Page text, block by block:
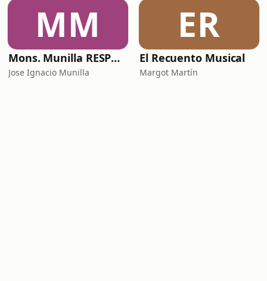
MM
Mons. Munilla RESPONDE
Jose Ignacio Munilla
ER
El Recuento Musical
Margot Martín